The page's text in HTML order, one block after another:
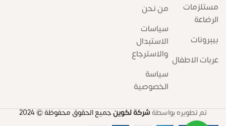
مستلزمات
الرضاعة
بيبرونات
عربات الاطفال
من نحن
سياسات
الاستبدال
والاسترجاع
سياسة
الخصوصية
تم تطويره بواسطةشركة لكوينجميع الحقوق محفوظة© 2024